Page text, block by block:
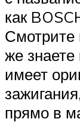
как
Смотрите
же
имеет
прямо в